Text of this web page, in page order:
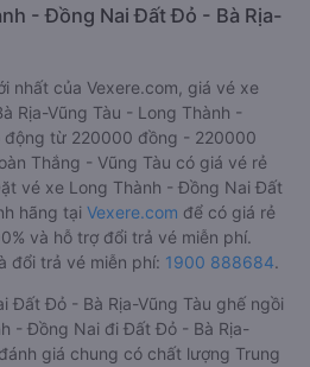
- Đồng Nai Đất Đỏ - Bà Rịa-
nhất của Vexere.com, giá vé xe
Rịa-Vũng Tàu - Long Thành -
từ 220000 đồng - 220000
Thắng - Vũng Tàu có giá vé rẻ
vé xe Long Thành - Đồng Nai Đất
hãng tại Vexere.com để có giá rẻ
và hỗ trợ đổi trả vé miễn phí.
đổi trả vé miễn phí: 1900 888684.
Đất Đỏ - Bà Rịa-Vũng Tàu ghế ngồi
- Đồng Nai đi Đất Đỏ - Bà Rịa-
giá chung có chất lượng Trung